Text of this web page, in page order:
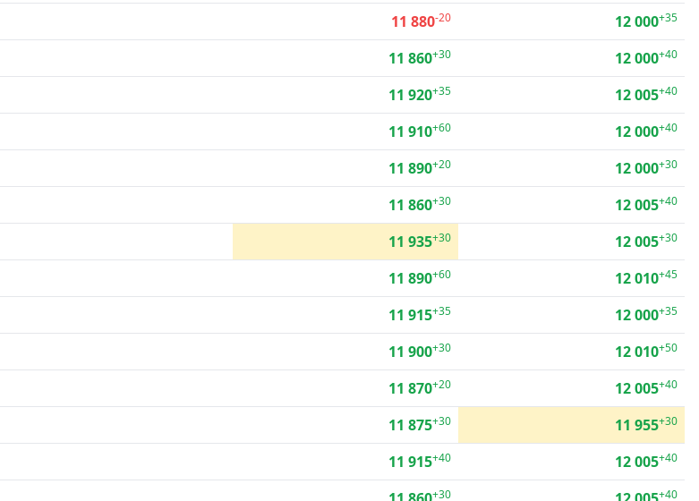
11 880-20 12 000+35
11 860+30 12 000+40
11 920+35 12 005+40
11 910+60 12 000+40
11 890+20 12 000+30
11 860+30 12 005+40
11 935+30 12 005+30
11 890+60 12 010+45
11 915+35 12 000+35
11 900+30 12 010+50
11 870+20 12 005+40
11 875+30 11 955+30
11 915+40 12 005+40
+30 +40